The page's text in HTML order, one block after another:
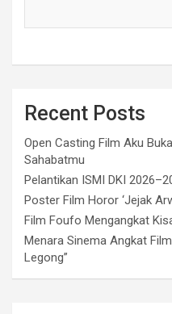
Recent Posts
Open Casting Film Aku
Sahabatmu
Pelantikan ISMI DKI
Poster Film Horor ‘Jejak
Film Foufo Mengangkat
Menara Sinema Angkat
Legong”